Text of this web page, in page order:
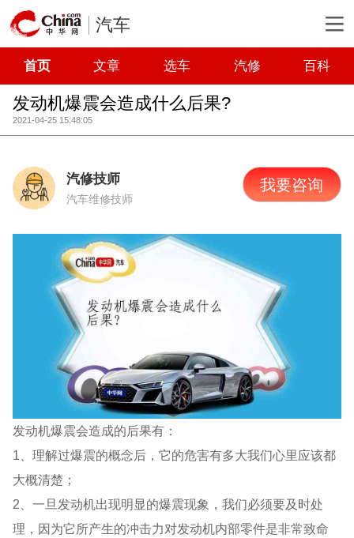
汽车
首页 文章 选车 汽修 百科
发动机爆震会造成什么后果?
2021-04-25 15:48:05
汽修技师
汽车维修技师
我要咨询
发动机爆震会造成的后果有：
1、理解过爆震的概念后，它的危害有多大我们心里应该都
大概清楚；
2、一旦发动机出现明显的爆震现象，我们必须要及时处
理，因为它所产生的冲击力对发动机内部零件是非常致命